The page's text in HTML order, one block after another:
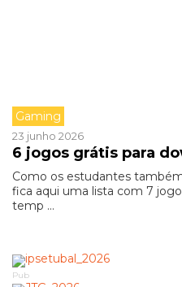
Gaming
23 junho 2026
6 jogos grátis para
Como os estudantes
fica aqui uma lista com 7
temp ...
Pub